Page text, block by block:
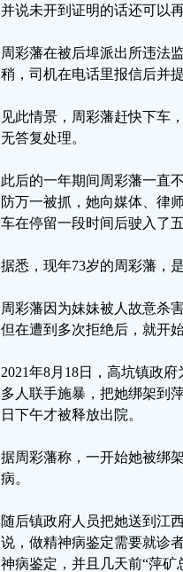
并说未开到证明的话还可以
周彩藩在被后埠派出所违法
稍，司机在电话里报信后并
见此情景，周彩藩赶快下车
无答复处理。
此后的一年期间周彩藩一直
防万一被抓，她向媒体、律
车在停留一段时间后驶入了
据悉，现年73岁的周彩藩，
周彩藩因为妹妹被人故意杀
但在遭到多次拒绝后，就开
2021年8月18日，高坑镇政
多人联手施暴，把她绑架到
日下午才被释放出院。
据周彩藩称，一开始她被绑
病。
随后镇政府人员把她送到江
说，做精神病鉴定需要就诊
神病鉴定，并且几天前“萍